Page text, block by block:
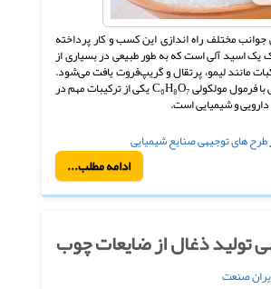
مختلف راه اندازی این کسب و کار پرداخته
اسید آلی است که به طور طبیعی در بسیاری از
مانند لیمو، پرتقال و گریپ‌فروت یافت می‌شود.
این ترکیب شیمیایی با فرمول مولکولی C₆H₈O₇ یکی از ترکیبات مهم در
و شیمیایی است.
طرح های توجیهی صنایع شیمیایی
ادامه مطلب...
تولید ذغال از ضایعات چوب
صنعت